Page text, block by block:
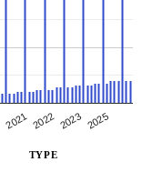
2021 2022 2023 2025
TYPE